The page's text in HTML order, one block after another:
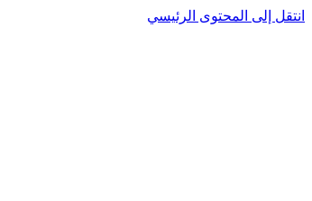
انتقل إلى المحتوى الرئيسي